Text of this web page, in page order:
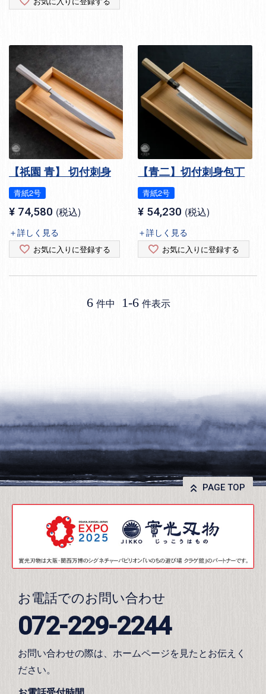
【祇園 青】 切付刺身
青紙2号
¥ 74,580 税込
＋詳しく見る
お気に入りに登録する
【青二】切付刺身包丁
青紙2号
¥ 54,230 税込
＋詳しく見る
お気に入りに登録する
6 件中 1-6 件表示
PAGE TOP
お電話でのお問い合わせ
072-229-2244
お問い合わせの際は、ホームページを見たとお伝えく
ださい。